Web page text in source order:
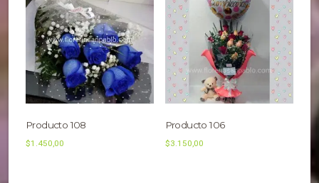
Producto 108
$1.450,00
Producto 106
$3.150,00